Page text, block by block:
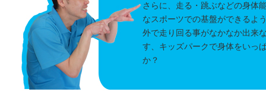
さらに、走る・跳ぶなどの身体
なスポーツでの基盤ができるよ
外で走り回る事がなかなか出来
す、キッズパークで身体をいっ
か？